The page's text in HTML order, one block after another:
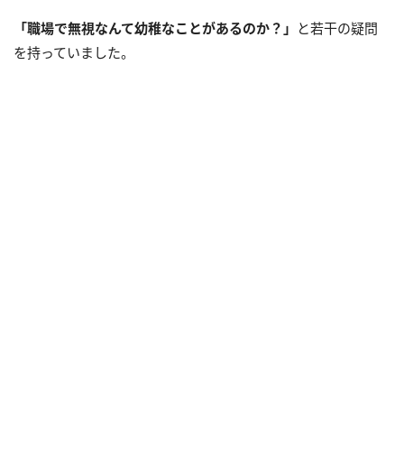
「職場で無視なんて幼稚なことがあるのか？」 と若干の疑問
を持っていました。